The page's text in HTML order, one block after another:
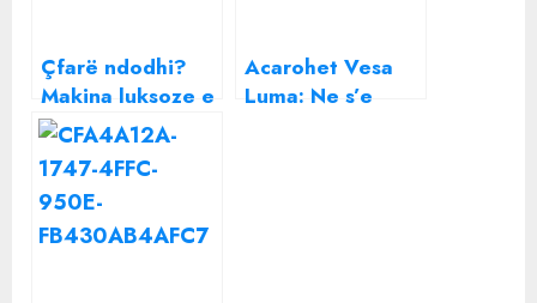
Çfarë ndodhi?
Makina luksoze e
Dua Lipës
bllokohet nga
autoritetet në
mes të Londrës
Acarohet Vesa
Luma: Ne s’e